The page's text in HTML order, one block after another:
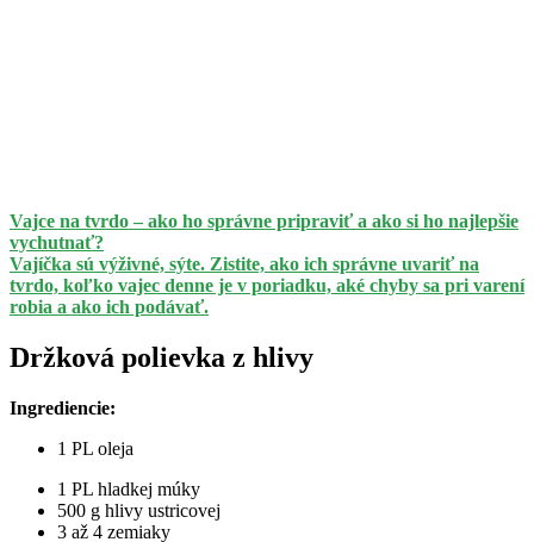
Vajce na tvrdo – ako ho správne pripraviť a ako si ho najlepšie
vychutnať?
Vajíčka sú výživné, sýte. Zistite, ako ich správne uvariť na
tvrdo, koľko vajec denne je v poriadku, aké chyby sa pri varení
robia a ako ich podávať.
Držková polievka z hlivy
Ingrediencie:
1 PL oleja
1 PL hladkej múky
500 g hlivy ustricovej
3 až 4 zemiaky